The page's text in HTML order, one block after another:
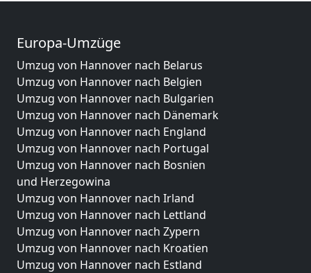
Europa-Umzüge
Umzug von Hannover nach Belarus
Umzug von Hannover nach Belgien
Umzug von Hannover nach Bulgarien
Umzug von Hannover nach Dänemark
Umzug von Hannover nach England
Umzug von Hannover nach Portugal
Umzug von Hannover nach Bosnien
und Herzegowina
Umzug von Hannover nach Irland
Umzug von Hannover nach Lettland
Umzug von Hannover nach Zypern
Umzug von Hannover nach Kroatien
Umzug von Hannover nach Estland